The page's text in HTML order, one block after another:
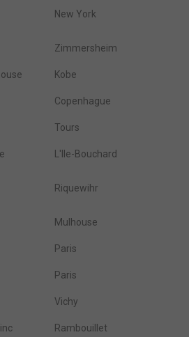
New York
Zimmersheim
Kobe
Copenhague
Tours
L'Ile-Bouchard
Riquewihr
Mulhouse
Paris
Paris
Vichy
Rambouillet